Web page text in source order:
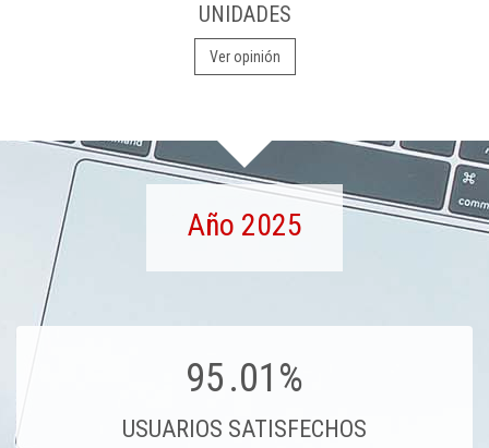
UNIDADES
Ver opinión
Año 2025
95.01%
USUARIOS SATISFECHOS